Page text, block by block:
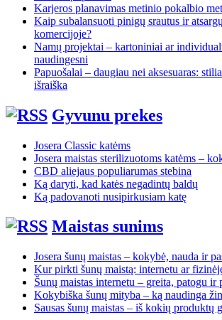
Karjeros planavimas metinio pokalbio
Kaip subalansuoti pinigų srautus ir
komercijoje?
Namų projektai – kartoniniai ar
naudingesni
Papuošalai – daugiau nei aksesuaras:
išraiška
Gyvunu prekes
Josera Classic katėms
Josera maistas sterilizuotoms katėms –
CBD aliejaus populiarumas stebina
Ką daryti, kad katės negadintų baldų
Ką padovanoti nusipirkusiam katę
Maistas sunims
Josera šunų maistas – kokybė, nauda ir
Kur pirkti šunų maistą: internetu ar
Šunų maistas internetu – greita, patogu ir
Kokybiška šunų mityba – ką naudinga
Sausas šunų maistas – iš kokių produktų